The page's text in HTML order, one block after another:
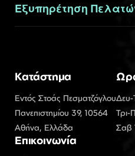
Εξυπηρέτηση
Κατάστημα
Εντός Στοάς Πεσματζόγλου
Πανεπιστημίου 39, 10564
Αθήνα, Ελλάδα
Δευ-
Τρι-
Σαβ
Επικοινωνία